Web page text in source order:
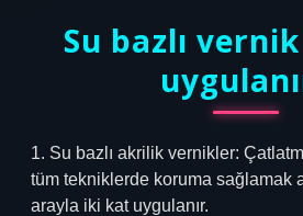
Su bazlı
1. Su bazlı akrilik vernikler:
tüm tekniklerde koruma sağlamak
arayla iki kat uygulanır.